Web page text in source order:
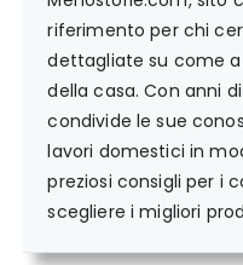
riferimento per chi
dettagliate su come
della casa. Con anni
condivide le sue
lavori domestici in
preziosi consigli per i
scegliere i migliori